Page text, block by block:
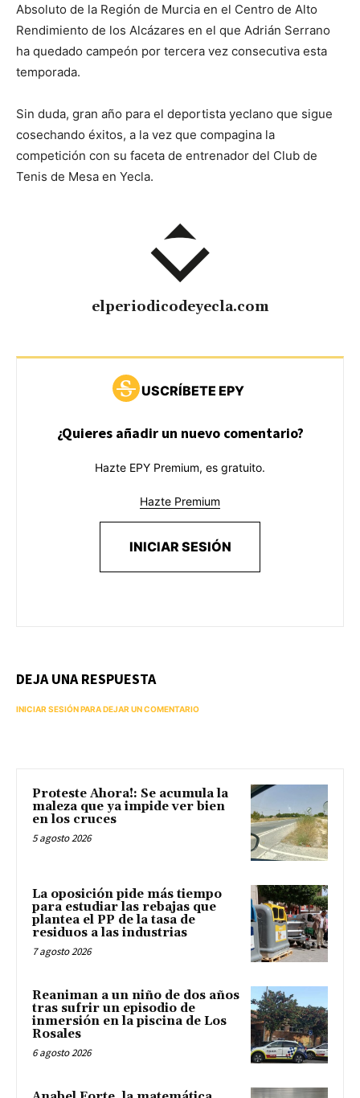
Absoluto de la Región de Murcia en el Centro de Alto
Rendimiento de los Alcázares en el que Adrián Serrano
ha quedado campeón por tercera vez consecutiva esta
temporada.
Sin duda, gran año para el deportista yeclano que sigue
cosechando éxitos, a la vez que compagina la
competición con su faceta de entrenador del Club de
Tenis de Mesa en Yecla.
elperiodicodeyecla.com
USCRÍBETE EPY
¿Quieres añadir un nuevo comentario?
Hazte EPY Premium, es gratuito.
Hazte Premium
INICIAR SESIÓN
DEJA UNA RESPUESTA
INICIAR SESIÓN PARA DEJAR UN COMENTARIO
Proteste Ahora!: Se acumula la
maleza que ya impide ver bien
en los cruces
5 agosto 2026
La oposición pide más tiempo
para estudiar las rebajas que
plantea el PP de la tasa de
residuos a las industrias
7 agosto 2026
Reaniman a un niño de dos años
tras sufrir un episodio de
inmersión en la piscina de Los
Rosales
6 agosto 2026